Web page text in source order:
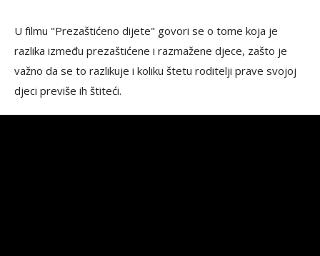
U filmu "Prezaštićeno dijete" govori se o tome koja je
razlika između prezaštićene i razmažene djece, zašto je
važno da se to razlikuje i koliku štetu roditelji prave svojoj
djeci previše ih štiteći.